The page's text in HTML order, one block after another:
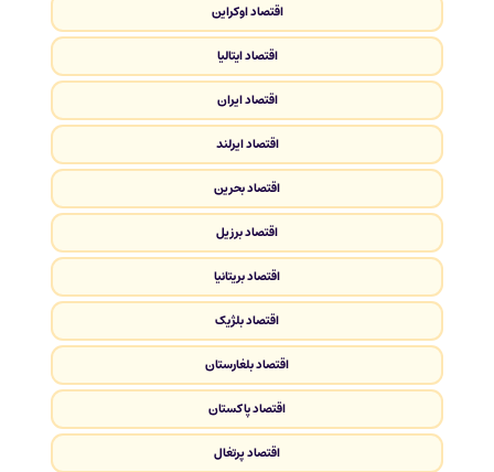
اقتصاد اوکراین
اقتصاد ایتالیا
اقتصاد ایران
اقتصاد ایرلند
اقتصاد بحرین
اقتصاد برزیل
اقتصاد بریتانیا
اقتصاد بلژیک
اقتصاد بلغارستان
اقتصاد پاکستان
اقتصاد پرتغال